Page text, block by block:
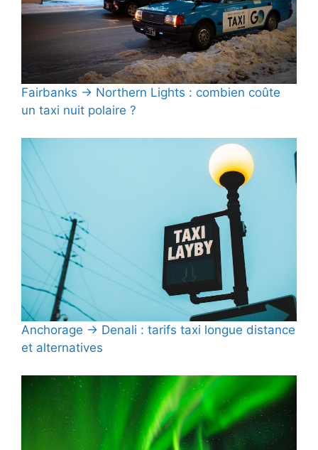
Fairbanks → Northern Lights : combien coûte
un taxi nuit polaire ?
Anchorage → Denali : tarifs taxi longue distance
et alternatives